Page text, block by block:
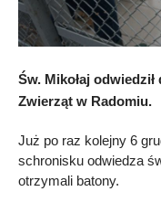
Św. Mikołaj
Zwierząt w Radomiu.
Już po raz kolejny 6
schronisku odwiedza
otrzymali batony.